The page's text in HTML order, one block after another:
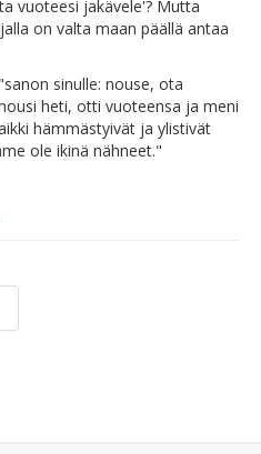
vuoteesi jakävele'? Mutta
on valta maan päällä antaa
sinulle: nouse, ota
heti, otti vuoteensa ja meni
hämmästyivät ja ylistivät
ole ikinä nähneet."